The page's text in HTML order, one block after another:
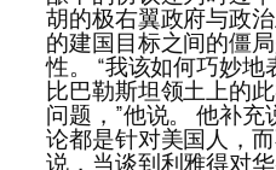
胡的极右翼政府与政
的建国目标之间的僵
性。 “我该如何巧妙
比巴勒斯坦领土上的
问题，”他说。 他补
论都是针对美国人，
说，当谈到利雅得对